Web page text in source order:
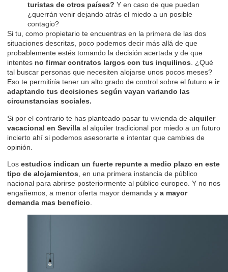
turistas de otros países? Y en caso de que puedan
¿querrán venir dejando atrás el miedo a un posible
contagio?
Si tu, como propietario te encuentras en la primera de las dos
situaciones descritas, poco podemos decir más allá de que
probablemente estés tomando la decisión acertada y de que
intentes no firmar contratos largos con tus inquilinos. ¿Qué
tal buscar personas que necesiten alojarse unos pocos meses?
Eso te permitiría tener un alto grado de control sobre el futuro e ir
adaptando tus decisiones según vayan variando las
circunstancias sociales.
Si por el contrario te has planteado pasar tu vivienda de alquiler
vacacional en Sevilla al alquiler tradicional por miedo a un futuro
incierto ahí si podemos asesorarte e intentar que cambies de
opinión.
Los estudios indican un fuerte repunte a medio plazo en este
tipo de alojamientos , en una primera instancia de público
nacional para abrirse posteriormente al público europeo. Y no nos
engañemos, a menor oferta mayor demanda y a mayor
demanda mas beneficio